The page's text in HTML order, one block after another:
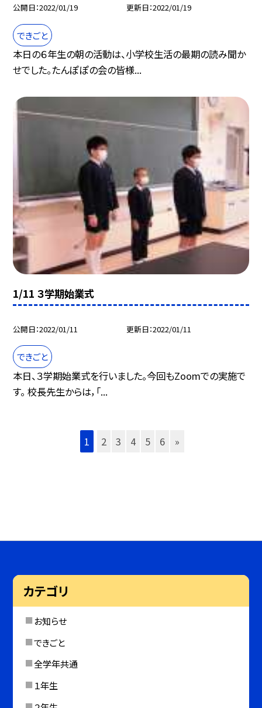
公開日 2022/01/19 更新日 2022/01/19
できごと
本日の６年生の朝の活動は、小学校生活の最期の読み聞か
せでした。たんぽぽの会の皆様...
1/11 ３学期始業式
公開日 2022/01/11 更新日 2022/01/11
できごと
本日、３学期始業式を行いました。今回もZoomでの実施で
す。 校長先生からは，「...
1 2 3 4 5 6 »
カテゴリ
お知らせ
できごと
全学年共通
１年生